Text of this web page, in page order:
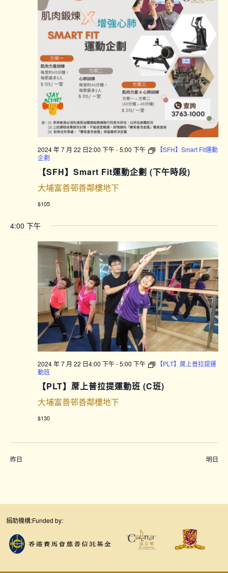
2024 年 7 月 22 日2:00 下午-5:00 下午
【SFH】Smart Fit運動
企劃
【SFH】Smart Fit運動企劃 (下午時段)
大埔富善邨善鄰樓地下
$105
4:00 下午
2024 年 7 月 22 日4:00 下午-5:00 下午
【PLT】蓆上普拉提運
動班
【PLT】蓆上普拉提運動班 (C班)
大埔富善邨善鄰樓地下
$130
昨日 明日
捐助機構:Funded by: